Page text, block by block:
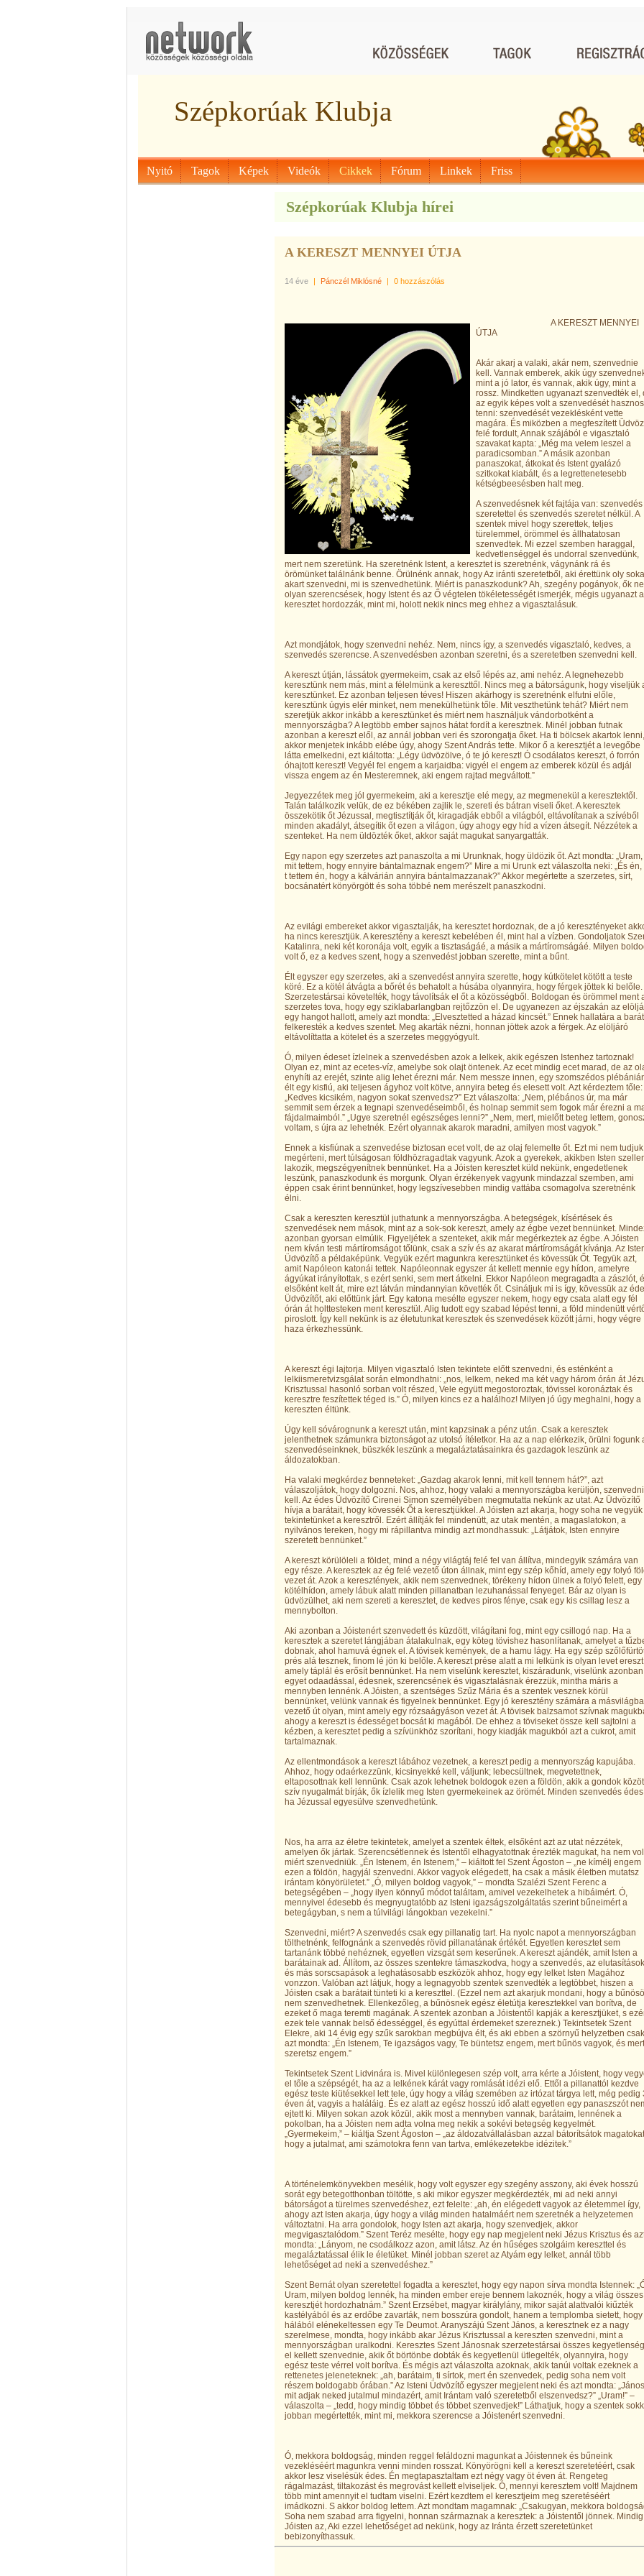
Szépkorúak Klubja
Nyitó Tagok Képek Videók Cikkek Fórum Linkek Friss
Szépkorúak Klubja hírei
A KERESZT MENNYEI ÚTJA
14 éve | Pánczél Miklósné | 0 hozzászólás
A KERESZT MENNYEI
ÚTJA
Akár akarj a valaki, akár nem, szenvednie
kell. Vannak emberek, akik úgy
mint a jó lator, és vannak, akik úgy, mint a
rossz. Mindketten ugyanazt szenvedték el,
az egyik képes volt a szenvedését
tenni: szenvedését vezeklésként vette
magára. És miközben a megfeszített
felé fordult, Annak szájából e vigasztaló
szavakat kapta: „Még ma velem leszel a
paradicsomban.” A másik azonban
panaszokat, átkokat és Istent gyalázó
szitkokat kiabált, és a legrettenetesebb
kétségbeesésben halt meg.
A szenvedésnek két fajtája van: szenvedés
szeretettel és szenvedés szeretet nélkül. A
szentek mivel hogy szerettek, teljes
türelemmel, örömmel és állhatatosan
szenvedtek. Mi ezzel szemben haraggal,
kedvetlenséggel és undorral szenvedünk,
mert nem szeretünk. Ha szeretnénk Istent, a keresztet is szeretnénk, vágynánk rá és
örömünket találnánk benne. Örülnénk annak, hogy Az iránti szeretetből, aki érettünk oly
akart szenvedni, mi is szenvedhetünk. Miért is panaszkodunk? Ah, szegény pogányok, ők
olyan szerencsések, hogy Istent és az Ő végtelen tökéletességét ismerjék, mégis ugyanazt a
keresztet hordozzák, mint mi, holott nekik nincs meg ehhez a vigasztalásuk.
Azt mondjátok, hogy szenvedni nehéz. Nem, nincs így, a szenvedés vigasztaló, kedves, a
szenvedés szerencse. A szenvedésben azonban szeretni, és a szeretetben szenvedni kell.
A kereszt útján, lássátok gyermekeim, csak az első lépés az, ami nehéz. A legnehezebb
keresztünk nem más, mint a félelmünk a kereszttől. Nincs meg a bátorságunk, hogy viseljük
keresztünket. Ez azonban teljesen téves! Hiszen akárhogy is szeretnénk elfutni előle,
keresztünk úgyis elér minket, nem menekülhetünk tőle. Mit veszthetünk tehát? Miért nem
szeretjük akkor inkább a keresztünket és miért nem használjuk vándorbotként a
mennyországba? A legtöbb ember sajnos hátat fordít a keresztnek. Minél jobban futnak
azonban a kereszt elől, az annál jobban veri és szorongatja őket. Ha ti bölcsek akartok lenni,
akkor menjetek inkább elébe úgy, ahogy Szent András tette. Mikor ő a keresztjét a levegőbe
látta emelkedni, ezt kiáltotta: „Légy üdvözölve, ó te jó kereszt! Ó csodálatos kereszt, ó forrón
óhajtott kereszt! Vegyél fel engem a karjaidba: vigyél el engem az emberek közül és adjál
vissza engem az én Mesteremnek, aki engem rajtad megváltott.”
Jegyezzétek meg jól gyermekeim, aki a keresztje elé megy, az megmenekül a keresztektől.
Talán találkozik velük, de ez békében zajlik le, szereti és bátran viseli őket. A keresztek
összekötik őt Jézussal, megtisztítják őt, kiragadják ebből a világból, eltávolítanak a szívéből
minden akadályt, átsegítik őt ezen a világon, úgy ahogy egy híd a vízen átsegít. Nézzétek a
szenteket. Ha nem üldözték őket, akkor saját magukat sanyargatták.
Egy napon egy szerzetes azt panaszolta a mi Urunknak, hogy üldözik őt. Azt mondta: „Uram,
mit tettem, hogy ennyire bántalmaznak engem?” Mire a mi Urunk ezt válaszolta neki: „És én,
t tettem én, hogy a kálvárián annyira bántalmazzanak?” Akkor megértette a szerzetes, sírt,
bocsánatért könyörgött és soha többé nem merészelt panaszkodni.
Az evilági embereket akkor vigasztalják, ha keresztet hordoznak, de a jó keresztényeket
ha nincs keresztjük. A keresztény a kereszt kebelében él, mint hal a vízben. Gondoljatok
Katalinra, neki két koronája volt, egyik a tisztaságáé, a másik a mártíromságáé. Milyen
volt ő, ez a kedves szent, hogy a szenvedést jobban szerette, mint a bűnt.
Élt egyszer egy szerzetes, aki a szenvedést annyira szerette, hogy kútkötelet kötött a teste
köré. Ez a kötél átvágta a bőrét és behatolt a húsába olyannyira, hogy férgek jöttek ki belőle.
Szerzetestársai követelték, hogy távolítsák el őt a közösségből. Boldogan és örömmel ment
szerzetes tova, hogy egy sziklabarlangban rejtőzzön el. De ugyanezen az éjszakán az
egy hangot hallott, amely azt mondta: „Elvesztetted a házad kincsét.” Ennek hallatára a
felkeresték a kedves szentet. Meg akarták nézni, honnan jöttek azok a férgek. Az elöljáró
eltávolíttatta a kötelet és a szerzetes meggyógyult.
Ó, milyen édeset ízlelnek a szenvedésben azok a lelkek, akik egészen Istenhez tartoznak!
Olyan ez, mint az ecetes-víz, amelybe sok olajt öntenek. Az ecet mindig ecet marad, de az
enyhíti az erejét, szinte alig lehet érezni már. Nem messze innen, egy szomszédos
élt egy kisfiú, aki teljesen ágyhoz volt kötve, annyira beteg és elesett volt. Azt kérdeztem tőle:
„Kedves kicsikém, nagyon sokat szenvedsz?” Ezt válaszolta: „Nem, plébános úr, ma már
semmit sem érzek a tegnapi szenvedéseimből, és holnap semmit sem fogok már érezni a
fájdalmaimból.” „Ugye szeretnél egészséges lenni?” „Nem, mert, mielőtt beteg lettem,
voltam, s újra az lehetnék. Ezért olyannak akarok maradni, amilyen most vagyok.”
Ennek a kisfiúnak a szenvedése biztosan ecet volt, de az olaj felemelte őt. Ezt mi nem tudjuk
megérteni, mert túlságosan földhözragadtak vagyunk. Azok a gyerekek, akikben Isten
lakozik, megszégyenítnek bennünket. Ha a Jóisten keresztet küld nekünk, engedetlenek
leszünk, panaszkodunk és morgunk. Olyan érzékenyek vagyunk mindazzal szemben, ami
éppen csak érint bennünket, hogy legszívesebben mindig vattába csomagolva szeretnénk
élni.
Csak a kereszten keresztül juthatunk a mennyországba. A betegségek, kísértések és
szenvedések nem mások, mint az a sok-sok kereszt, amely az égbe vezet bennünket.
azonban gyorsan elmúlik. Figyeljétek a szenteket, akik már megérkeztek az égbe. A Jóisten
nem kíván testi mártíromságot tőlünk, csak a szív és az akarat mártíromságát kívánja. Az
Üdvözítő a példaképünk. Vegyük ezért magunkra keresztünket és kövessük Őt. Tegyük azt,
amit Napóleon katonái tettek. Napóleonnak egyszer át kellett mennie egy hídon, amelyre
ágyúkat irányítottak, s ezért senki, sem mert átkelni. Ekkor Napóleon megragadta a zászlót,
elsőként kelt át, mire ezt látván mindannyian követték őt. Csináljuk mi is így, kövessük az
Üdvözítőt, aki előttünk járt. Egy katona mesélte egyszer nekem, hogy egy csata alatt egy fél
órán át holttesteken ment keresztül. Alig tudott egy szabad lépést tenni, a föld mindenütt
piroslott. Így kell nekünk is az életutunkat keresztek és szenvedések között járni, hogy végre
haza érkezhessünk.
A kereszt égi lajtorja. Milyen vigasztaló Isten tekintete előtt szenvedni, és esténként a
lelkiismeretvizsgálat során elmondhatni: „nos, lelkem, neked ma két vagy három órán át
Krisztussal hasonló sorban volt részed, Vele együtt megostoroztak, tövissel koronáztak és
keresztre feszítettek téged is.” Ó, milyen kincs ez a halálhoz! Milyen jó úgy meghalni, hogy a
kereszten éltünk.
Úgy kell sóvárognunk a kereszt után, mint kapzsinak a pénz után. Csak a keresztek
jelenthetnek számunkra biztonságot az utolsó ítéletkor. Ha az a nap elérkezik, örülni fogunk
szenvedéseinknek, büszkék leszünk a megaláztatásainkra és gazdagok leszünk az
áldozatokban.
Ha valaki megkérdez benneteket: „Gazdag akarok lenni, mit kell tennem hát?”, azt
válaszoljátok, hogy dolgozni. Nos, ahhoz, hogy valaki a mennyországba kerüljön,
kell. Az édes Üdvözítő Cirenei Simon személyében megmutatta nekünk az utat. Az Üdvözítő
hívja a barátait, hogy kövessék Őt a keresztjükkel. A Jóisten azt akarja, hogy soha ne vegyük
tekintetünket a keresztről. Ezért állítják fel mindenütt, az utak mentén, a magaslatokon, a
nyilvános tereken, hogy mi rápillantva mindig azt mondhassuk: „Látjátok, Isten ennyire
szeretett bennünket.”
A kereszt körülöleli a földet, mind a négy világtáj felé fel van állítva, mindegyik számára van
egy része. A keresztek az ég felé vezető úton állnak, mint egy szép kőhíd, amely egy folyó
vezet át. Azok a keresztények, akik nem szenvednek, törékeny hídon ülnek a folyó felett, egy
kötélhídon, amely lábuk alatt minden pillanatban lezuhanással fenyeget. Bár az olyan is
üdvözülhet, aki nem szereti a keresztet, de kedves piros fénye, csak egy kis csillag lesz a
mennybolton.
Aki azonban a Jóistenért szenvedett és küzdött, világítani fog, mint egy csillogó nap. Ha a
keresztek a szeretet lángjában átalakulnak, egy köteg tövishez hasonlítanak, amelyet a
dobnak, ahol hamuvá égnek el. A tövisek kemények, de a hamu lágy. Ha egy szép
prés alá tesznek, finom lé jön ki belőle. A kereszt prése alatt a mi lelkünk is olyan levet
amely táplál és erősít bennünket. Ha nem viselünk keresztet, kiszáradunk, viselünk azonban
egyet odaadással, édesnek, szerencsének és vigasztalásnak érezzük, mintha máris a
mennyben lennénk. A Jóisten, a szentséges Szűz Mária és a szentek vesznek körül
bennünket, velünk vannak és figyelnek bennünket. Egy jó keresztény számára a másvilágba
vezető út olyan, mint amely egy rózsaágyáson vezet át. A tövisek balzsamot szívnak
ahogy a kereszt is édességet bocsát ki magából. De ehhez a töviseket össze kell sajtolni a
kézben, a keresztet pedig a szívünkhöz szorítani, hogy kiadják magukból azt a cukrot, amit
tartalmaznak.
Az ellentmondások a kereszt lábához vezetnek, a kereszt pedig a mennyország kapujába.
Ahhoz, hogy odaérkezzünk, kicsinyekké kell, váljunk; lebecsültnek, megvetettnek,
eltaposottnak kell lennünk. Csak azok lehetnek boldogok ezen a földön, akik a gondok
szív nyugalmát bírják, ők ízlelik meg Isten gyermekeinek az örömét. Minden szenvedés
ha Jézussal egyesülve szenvedhetünk.
Nos, ha arra az életre tekintetek, amelyet a szentek éltek, elsőként azt az utat nézzétek,
amelyen ők jártak. Szerencsétlennek és Istentől elhagyatottnak érezték magukat, ha nem
miért szenvedniük. „Én Istenem, én Istenem,” – kiáltott fel Szent Ágoston – „ne kímélj engem
ezen a földön, hagyjál szenvedni. Akkor vagyok elégedett, ha csak a másik életben mutatsz
irántam könyörületet.” „Ó, milyen boldog vagyok,” – mondta Szalézi Szent Ferenc a
betegségében – „hogy ilyen könnyű módot találtam, amivel vezekelhetek a hibáimért. Ó,
mennyivel édesebb és megnyugtatóbb az Isteni igazságszolgáltatás szerint bűneimért a
betegágyban, s nem a túlvilági lángokban vezekelni.”
Szenvedni, miért? A szenvedés csak egy pillanatig tart. Ha nyolc napot a mennyországban
tölthetnénk, felfognánk a szenvedés rövid pillanatának értékét. Egyetlen keresztet sem
tartanánk többé nehéznek, egyetlen vizsgát sem keserűnek. A kereszt ajándék, amit Isten a
barátainak ad. Állítom, az összes szentekre támaszkodva, hogy a szenvedés, az elutasítások
és más sorscsapások a leghatásosabb eszközök ahhoz, hogy egy lelket Isten Magához
vonzzon. Valóban azt látjuk, hogy a legnagyobb szentek szenvedték a legtöbbet, hiszen a
Jóisten csak a barátait tünteti ki a kereszttel. (Ezzel nem azt akarjuk mondani, hogy a
nem szenvedhetnek. Ellenkezőleg, a bűnösnek egész életútja keresztekkel van borítva, de
ezeket ő maga teremti magának. A szentek azonban a Jóistentől kapják a keresztjüket, s
ezek tele vannak belső édességgel, és egyúttal érdemeket szereznek.) Tekintsetek Szent
Elekre, aki 14 évig egy szűk sarokban megbújva élt, és aki ebben a szörnyű helyzetben csak
azt mondta: „Én Istenem, Te igazságos vagy, Te büntetsz engem, mert bűnös vagyok, és mert
szeretsz engem.”
Tekintsetek Szent Lidvinára is. Mivel különlegesen szép volt, arra kérte a Jóistent, hogy
el tőle a szépségét, ha az a lelkének kárát vagy romlását idézi elő. Ettől a pillanattól kezdve
egész teste kiütésekkel lett tele, úgy hogy a világ szemében az irtózat tárgya lett, még pedig
éven át, vagyis a haláláig. És ez alatt az egész hosszú idő alatt egyetlen egy panaszszót
ejtett ki. Milyen sokan azok közül, akik most a mennyben vannak, barátaim, lennének a
pokolban, ha a Jóisten nem adta volna meg nekik a sokévi betegség kegyelmét.
„Gyermekeim,” – kiáltja Szent Ágoston – „az áldozatvállalásban azzal bátorítsátok
hogy a jutalmat, ami számotokra fenn van tartva, emlékezetekbe idézitek.”
A történelemkönyvekben mesélik, hogy volt egyszer egy szegény asszony, aki évek hosszú
sorát egy betegotthonban töltötte, s aki mikor egyszer megkérdezték, mi ad neki annyi
bátorságot a türelmes szenvedéshez, ezt felelte: „ah, én elégedett vagyok az életemmel így,
ahogy azt Isten akarja, úgy hogy a világ minden hatalmáért nem szeretnék a helyzetemen
változtatni. Ha arra gondolok, hogy Isten azt akarja, hogy szenvedjek, akkor
megvigasztalódom.” Szent Teréz mesélte, hogy egy nap megjelent neki Jézus Krisztus és
mondta: „Lányom, ne csodálkozz azon, amit látsz. Az én hűséges szolgáim kereszttel és
megaláztatással élik le életüket. Minél jobban szeret az Atyám egy lelket, annál több
lehetőséget ad neki a szenvedéshez.”
Szent Bernát olyan szeretettel fogadta a keresztet, hogy egy napon sírva mondta Istennek:
Uram, milyen boldog lennék, ha minden ember ereje bennem lakoznék, hogy a világ összes
keresztjét hordozhatnám.” Szent Erzsébet, magyar királylány, mikor saját alattvalói kiűzték
kastélyából és az erdőbe zavarták, nem bosszúra gondolt, hanem a templomba sietett, hogy
hálából elénekeltessen egy Te Deumot. Aranyszájú Szent János, a keresztnek ez a nagy
szerelmese, mondta, hogy inkább akar Jézus Krisztussal a kereszten szenvedni, mint a
mennyországban uralkodni. Keresztes Szent Jánosnak szerzetestársai összes
el kellett szenvednie, akik őt börtönbe dobták és kegyetlenül ütlegelték, olyannyira, hogy
egész teste vérrel volt borítva. És mégis azt válaszolta azoknak, akik tanúi voltak ezeknek a
rettenetes jeleneteknek: „ah, barátaim, ti sírtok, mert én szenvedek, pedig soha nem volt
részem boldogabb órában.” Az Isteni Üdvözítő egyszer megjelent neki és azt mondta:
mit adjak neked jutalmul mindazért, amit Irántam való szeretetből elszenvedsz?” „Uram!” –
válaszolta – „tedd, hogy mindig többet és többet szenvedjek!” Láthatjuk, hogy a szentek
jobban megértették, mint mi, mekkora szerencse a Jóistenért szenvedni.
Ó, mekkora boldogság, minden reggel feláldozni magunkat a Jóistennek és bűneink
vezekléséért magunkra venni minden rosszat. Könyörögni kell a kereszt szeretetéért, csak
akkor lesz viselésük édes. Én megtapasztaltam ezt négy vagy öt éven át. Rengeteg
rágalmazást, tiltakozást és megrovást kellett elviseljek. Ó, mennyi keresztem volt! Majdnem
több mint amennyit el tudtam viselni. Ezért kezdtem el keresztjeim meg szeretéséért
imádkozni. S akkor boldog lettem. Azt mondtam magamnak: „Csakugyan, mekkora
Soha nem szabad arra figyelni, honnan származnak a keresztek: a Jóistentől jönnek.
Jóisten az, Aki ezzel lehetőséget ad nekünk, hogy az Iránta érzett szeretetünket
bebizonyíthassuk.